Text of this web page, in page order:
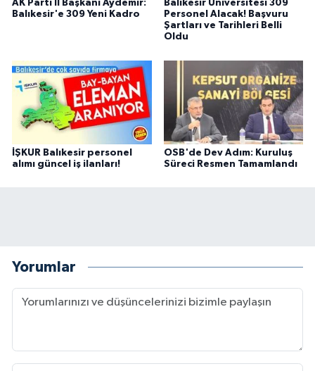
AK Parti İl Başkanı Aydemir:
Balıkesir'e 309 Yeni Kadro
Balıkesir Üniversitesi 309
Personel Alacak! Başvuru
Şartları ve Tarihleri Belli
Oldu
İŞKUR Balıkesir personel
alımı güncel iş ilanları!
OSB'de Dev Adım: Kuruluş
Süreci Resmen Tamamlandı
Yorumlar